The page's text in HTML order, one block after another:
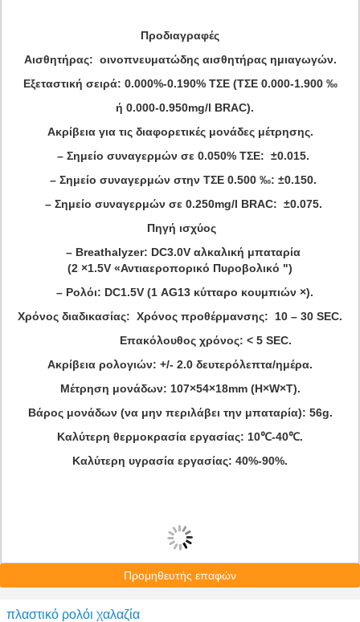
Προδιαγραφές
Αισθητήρας: οινοπνευματώδης αισθητήρας ημιαγωγών.
Εξεταστική σειρά: 0.000%-0.190% ΤΣΕ (ΤΣΕ 0.000-1.900 ‰
ή 0.000-0.950mg/l BRAC).
Ακρίβεια για τις διαφορετικές μονάδες μέτρησης.
– Σημείο συναγερμών σε 0.050% ΤΣΕ: ±0.015.
– Σημείο συναγερμών στην ΤΣΕ 0.500 ‰: ±0.150.
– Σημείο συναγερμών σε 0.250mg/l BRAC: ±0.075.
Πηγή ισχύος
– Breathalyzer: DC3.0V αλκαλική μπαταρία
(2 ×1.5V «Αντιαεροπορικό Πυροβολικό ")
– Ρολόι: DC1.5V (1 AG13 κύτταρο κουμπιών ×).
Χρόνος διαδικασίας: Χρόνος προθέρμανσης: 10 – 30 SEC.
Επακόλουθος χρόνος: < 5 SEC.
Ακρίβεια ρολογιών: +/- 2.0 δευτερόλεπτα/ημέρα.
Μέτρηση μονάδων: 107×54×18mm (H×W×T).
Βάρος μονάδων (να μην περιλάβει την μπαταρία): 56g.
Καλύτερη θερμοκρασία εργασίας: 10℃-40℃.
Καλύτερη υγρασία εργασίας: 40%-90%.
Προμηθευτής επαφών
πλαστικό ρολόι χαλαζία